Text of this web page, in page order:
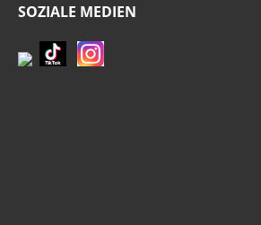
SOZIALE MEDIEN